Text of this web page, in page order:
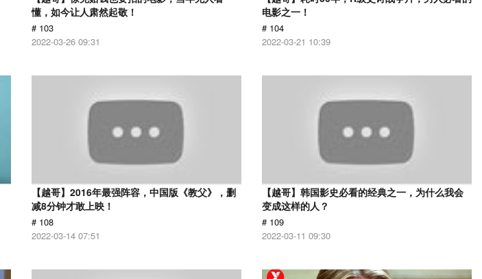
懂，如今让人肃然起敬！
# 103
2022-03-26 09:31
电影之一！
# 104
2022-03-21 10:39
【越哥】2016年最强阵容，中国版《教父》，删
减8分钟才敢上映！
# 108
2022-03-14 07:51
【越哥】韩国影史必看的经典之一，为什么我会
变成这样的人？
# 109
2022-03-11 09:30